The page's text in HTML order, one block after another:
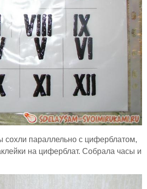
сохли параллельно с циферблатом,
на циферблат. Собрала часы и